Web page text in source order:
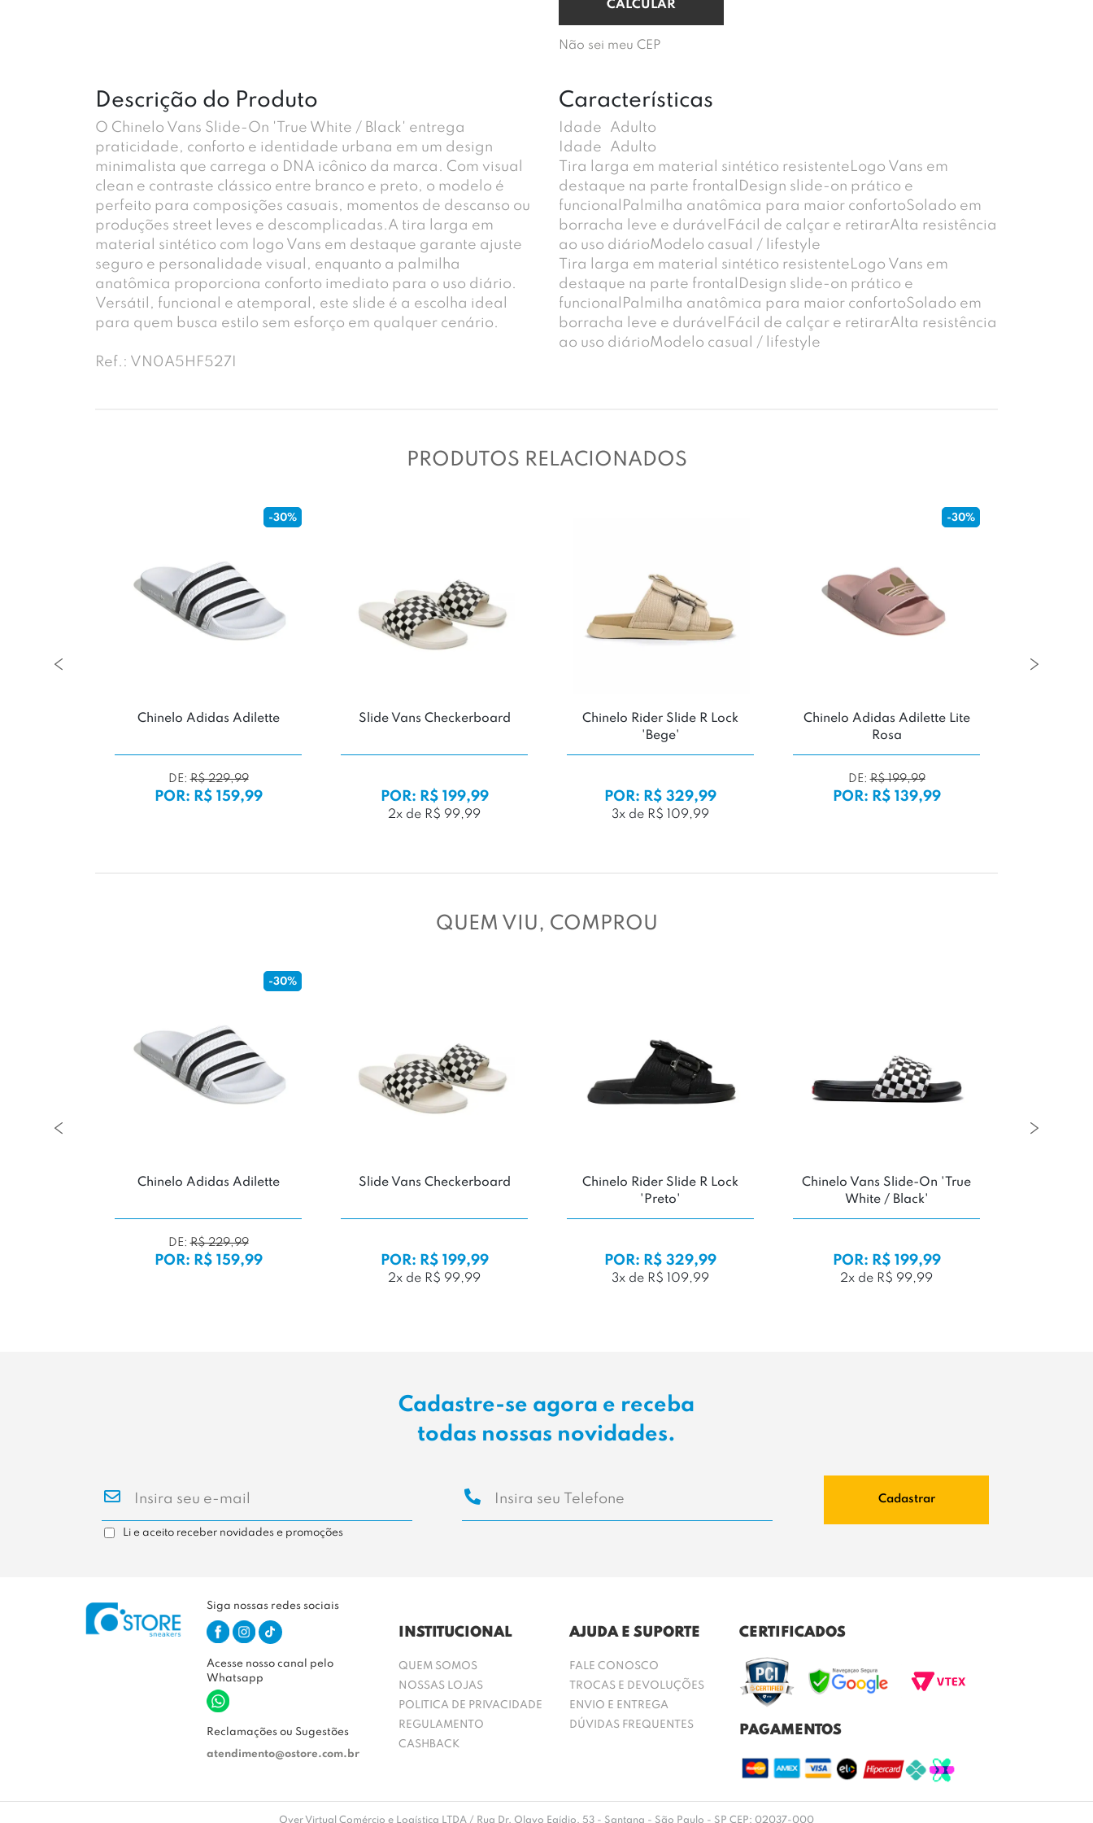
Não sei meu CEP
Características
Idade
Adulto
Idade
Adulto
Tira larga em material sintético resistenteLogo Vans em
destaque na parte frontalDesign slide-on prático e
funcionalPalmilha anatômica para maior confortoSolado em
borracha leve e durávelFácil de calçar e retirarAlta resistência
ao uso diárioModelo casual / lifestyle
Tira larga em material sintético resistenteLogo Vans em
destaque na parte frontalDesign slide-on prático e
funcionalPalmilha anatômica para maior confortoSolado em
borracha leve e durávelFácil de calçar e retirarAlta resistência
ao uso diárioModelo casual / lifestyle
Descrição do Produto
O Chinelo Vans Slide-On 'True White / Black' entrega
praticidade, conforto e identidade urbana em um design
minimalista que carrega o DNA icônico da marca. Com visual
clean e contraste clássico entre branco e preto, o modelo é
perfeito para composições casuais, momentos de descanso ou
produções street leves e descomplicadas.A tira larga em
material sintético com logo Vans em destaque garante ajuste
seguro e personalidade visual, enquanto a palmilha
anatômica proporciona conforto imediato para o uso diário.
Versátil, funcional e atemporal, este slide é a escolha ideal
para quem busca estilo sem esforço em qualquer cenário.
Ref.: VN0A5HF527I
PRODUTOS RELACIONADOS
-30%
Chinelo Adidas Adilette
DE:R$ 229,99
POR: R$ 159,99
Slide Vans Checkerboard
POR: R$ 199,99
2x de R$ 99,99
Chinelo Rider Slide R Lock
'Bege'
POR: R$ 329,99
3x de R$ 109,99
-30%
Chinelo Adidas Adilette Lite
Rosa
DE:R$ 199,99
POR: R$ 139,99
QUEM VIU, COMPROU
-30%
Chinelo Adidas Adilette
DE:R$ 229,99
POR: R$ 159,99
Slide Vans Checkerboard
POR: R$ 199,99
2x de R$ 99,99
Chinelo Rider Slide R Lock
'Preto'
POR: R$ 329,99
3x de R$ 109,99
Chinelo Vans Slide-On 'True
White / Black'
POR: R$ 199,99
2x de R$ 99,99
Cadastre-se agora e receba
todas nossas novidades.
Cadastrar
Li e aceito receber novidades e promoções
Siga nossas redes sociais
Acesse nosso canal pelo
Whatsapp
Reclamações ou Sugestões
atendimento@ostore.com.br
INSTITUCIONAL
QUEM SOMOS
NOSSAS LOJAS
POLITICA DE PRIVACIDADE
REGULAMENTO
CASHBACK
AJUDA E SUPORTE
FALE CONOSCO
TROCAS E DEVOLUÇÕES
ENVIO E ENTREGA
DÚVIDAS FREQUENTES
CERTIFICADOS
PAGAMENTOS
Over Virtual Comércio e Logística LTDA / Rua Dr. Olavo Egídio, 53 - Santana - São Paulo - SP CEP: 02037-000